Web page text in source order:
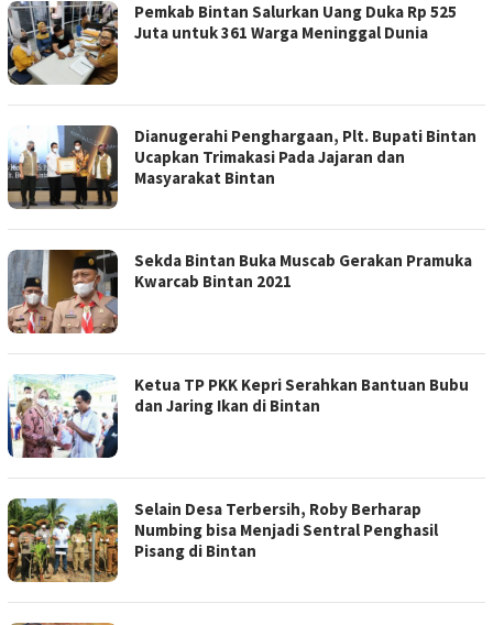
Pemkab Bintan Salurkan Uang Duka Rp 525
Juta untuk 361 Warga Meninggal Dunia
Dianugerahi Penghargaan, Plt. Bupati Bintan
Ucapkan Trimakasi Pada Jajaran dan
Masyarakat Bintan
Sekda Bintan Buka Muscab Gerakan Pramuka
Kwarcab Bintan 2021
Ketua TP PKK Kepri Serahkan Bantuan Bubu
dan Jaring Ikan di Bintan
Selain Desa Terbersih, Roby Berharap
Numbing bisa Menjadi Sentral Penghasil
Pisang di Bintan